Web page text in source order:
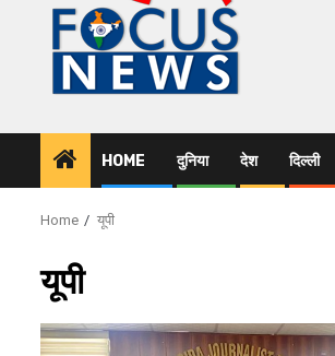
HOME दुनिया देश दिल्ली
Home यूपी
यूपी